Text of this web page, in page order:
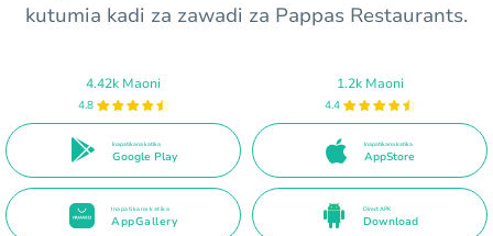
kutumia kadi za zawadi za Pappas Restaurants.
4.42k Maoni
4.8
Inapatikana katika
Google Play
1.2k Maoni
4.4
Inapatikana katika
AppStore
Inapatikana katika
AppGallery
Direct APK
Download